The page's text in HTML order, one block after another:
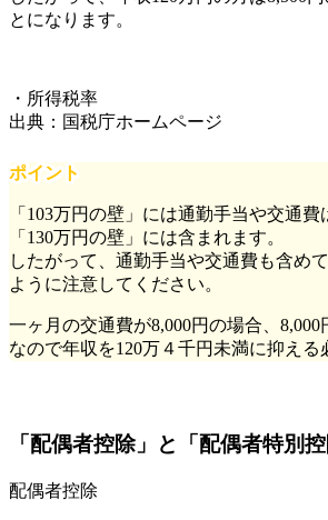
とになります。
・所得税率
出典：国税庁ホームページ
ポイント
「103万円の壁」には通勤手当や交通費
「130万円の壁」には含まれます。
したがって、通勤手当や交通費も含め
ように注意してください。
一ヶ月の交通費が8,000円の場合、8,000
なので年収を120万４千円未満に抑える
「配偶者控除」と「配偶者特別
配偶者控除